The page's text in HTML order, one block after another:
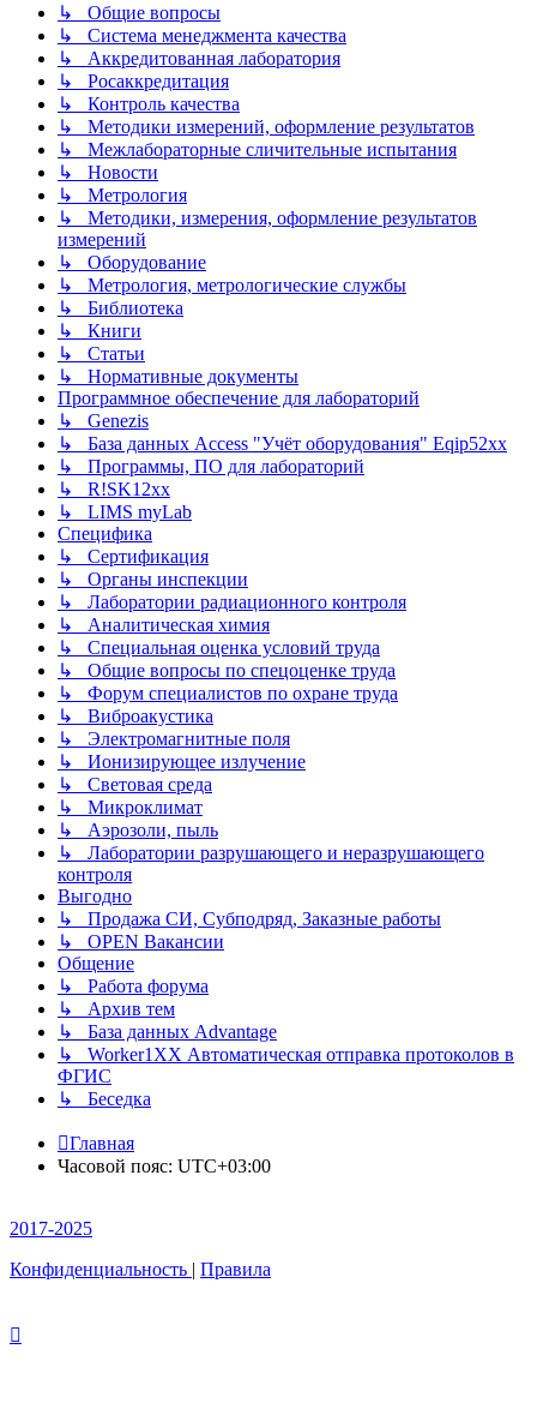
↳ Общие вопросы
↳ Система менеджмента качества
↳ Аккредитованная лаборатория
↳ Росаккредитация
↳ Контроль качества
↳ Методики измерений, оформление результатов
↳ Межлабораторные сличительные испытания
↳ Новости
↳ Метрология
↳ Методики, измерения, оформление результатов
измерений
↳ Оборудование
↳ Метрология, метрологические службы
↳ Библиотека
↳ Книги
↳ Статьи
↳ Нормативные документы
Программное обеспечение для лабораторий
↳ Genezis
↳ База данных Access "Учёт оборудования" Eqip52xx
↳ Программы, ПО для лабораторий
↳ R!SK12xx
↳ LIMS myLab
Специфика
↳ Сертификация
↳ Органы инспекции
↳ Лаборатории радиационного контроля
↳ Аналитическая химия
↳ Специальная оценка условий труда
↳ Общие вопросы по спецоценке труда
↳ Форум специалистов по охране труда
↳ Виброакустика
↳ Электромагнитные поля
↳ Ионизирующее излучение
↳ Световая среда
↳ Микроклимат
↳ Аэрозоли, пыль
↳ Лаборатории разрушающего и неразрушающего
контроля
Выгодно
↳ Продажа СИ, Субподряд, Заказные работы
↳ OPEN Вакансии
Общение
↳ Работа форума
↳ Архив тем
↳ База данных Advantage
↳ Worker1XX Автоматическая отправка протоколов в
ФГИС
↳ Беседка
Главная
Часовой пояс: UTC+03:00
2017-2025
Конфиденциальность | Правила